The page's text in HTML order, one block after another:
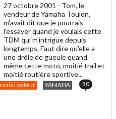
27 octobre 2001 - Tom, le
vendeur de Yamaha Toulon,
m'avait dit que je pourrais
l'essayer quand je voulais cette
TDM qui m'intrigue depuis
longtemps. Faut dire qu'elle a
une drôle de gueule quand
même cette moto, moitié trail et
moitié routière sportive...
Lecteur YAMAHA 50